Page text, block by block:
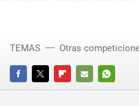
FACEBOOKTWITTERFLIPBOARD
E-
TEMAS Otras